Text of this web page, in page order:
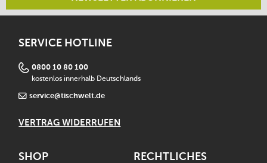
SERVICE HOTLINE
0800 10 80 100
kostenlos innerhalb Deutschlands
service@tischwelt.de
VERTRAG WIDERRUFEN
SHOP RECHTLICHES